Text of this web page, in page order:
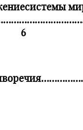
6